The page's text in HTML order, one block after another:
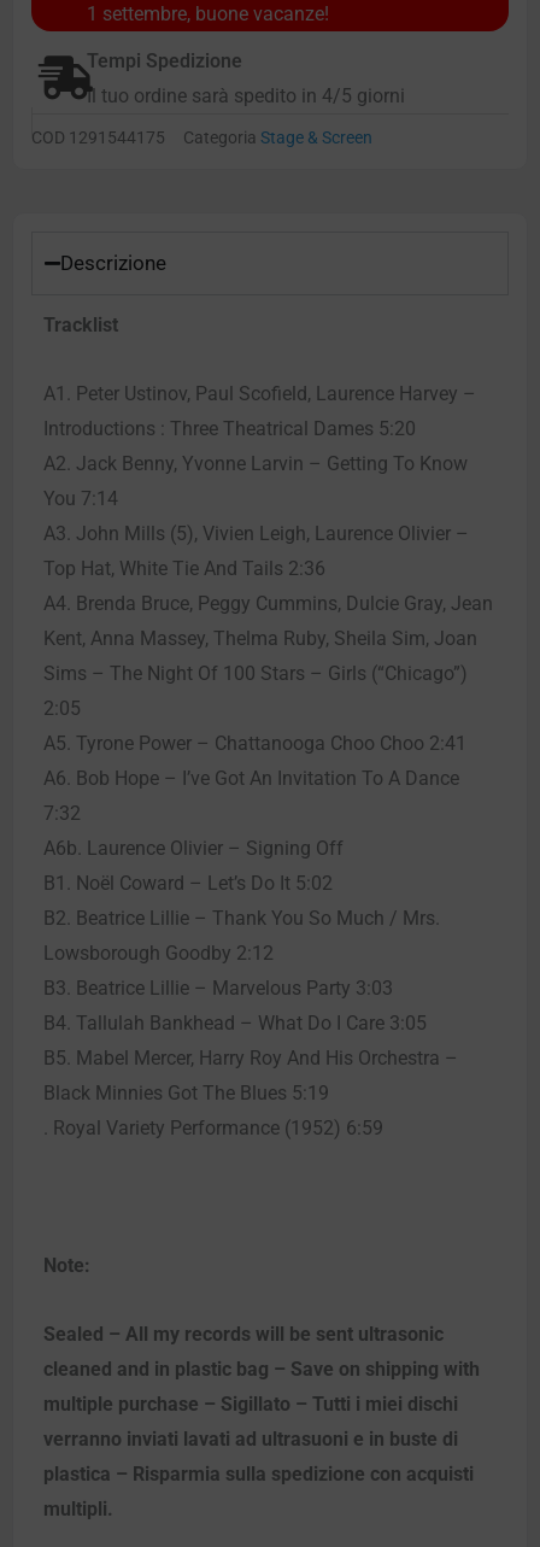
1 settembre, buone vacanze!
Tempi Spedizione
Il tuo ordine sarà spedito in 4/5 giorni
COD 1291544175 Categoria Stage & Screen
Descrizione
Tracklist
A1. Peter Ustinov, Paul Scofield, Laurence Harvey –
Introductions : Three Theatrical Dames 5:20
A2. Jack Benny, Yvonne Larvin – Getting To Know
You 7:14
A3. John Mills (5), Vivien Leigh, Laurence Olivier –
Top Hat, White Tie And Tails 2:36
A4. Brenda Bruce, Peggy Cummins, Dulcie Gray, Jean
Kent, Anna Massey, Thelma Ruby, Sheila Sim, Joan
Sims – The Night Of 100 Stars – Girls (“Chicago”)
2:05
A5. Tyrone Power – Chattanooga Choo Choo 2:41
A6. Bob Hope – I’ve Got An Invitation To A Dance
7:32
A6b. Laurence Olivier – Signing Off
B1. Noël Coward – Let’s Do It 5:02
B2. Beatrice Lillie – Thank You So Much / Mrs.
Lowsborough Goodby 2:12
B3. Beatrice Lillie – Marvelous Party 3:03
B4. Tallulah Bankhead – What Do I Care 3:05
B5. Mabel Mercer, Harry Roy And His Orchestra –
Black Minnies Got The Blues 5:19
. Royal Variety Performance (1952) 6:59
Note:
Sealed – All my records will be sent ultrasonic
cleaned and in plastic bag – Save on shipping with
multiple purchase – Sigillato – Tutti i miei dischi
verranno inviati lavati ad ultrasuoni e in buste di
plastica – Risparmia sulla spedizione con acquisti
multipli.